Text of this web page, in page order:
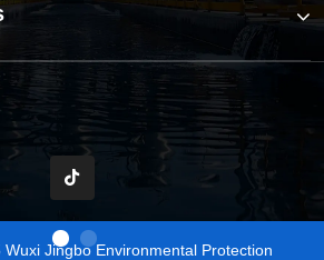
Jingbo Environmental Protection